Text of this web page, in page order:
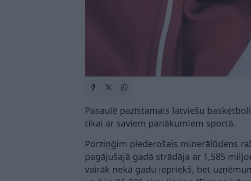
Pasaulē pazīstamais latviešu
tikai ar saviem panākumiem sportā.
Porziņģim piederošais minerālūdens
pagājušajā gadā strādāja ar 1,585
vairāk nekā gadu iepriekš, bet